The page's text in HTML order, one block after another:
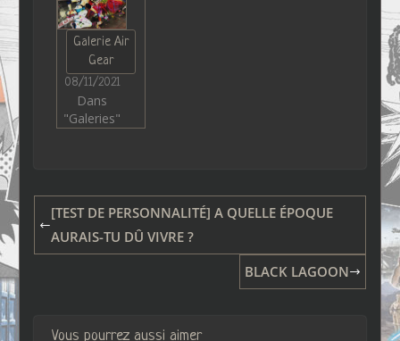
Galerie Air
Gear
08/11/2021
Dans
"Galeries"
[TEST DE PERSONNALITÉ] A QUELLE ÉPOQUE
AURAIS-TU DÛ VIVRE ?
BLACK LAGOON
Vous pourrez aussi aimer